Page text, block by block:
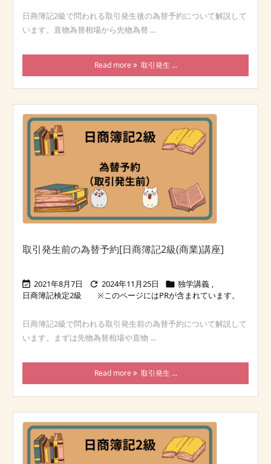
日商簿記2級で問われる取引発生後の為替予約について解説して
います。直物為替相場から先物為替 ...
Read more 取引発生 ...
取引発生前の為替予約[日商簿記2級(商業)講座]
 2021年8月7日  2024年11月25日  独学講義 ,
日商簿記検定2級
日商簿記2級で問われる取引発生前の為替予約について解説して
います。まずは先物為替相場や直物 ...
Read more 取引発生 ...